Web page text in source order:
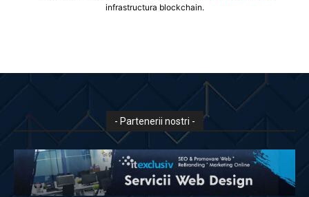
infrastructura blockchain.
- Partenerii nostri -